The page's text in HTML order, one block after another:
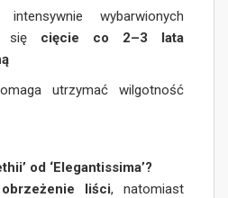
wybarwionych
się cięcie co 2–3 lata
utrzymać wilgotność
od ‘Elegantissima’?
liści, natomiast